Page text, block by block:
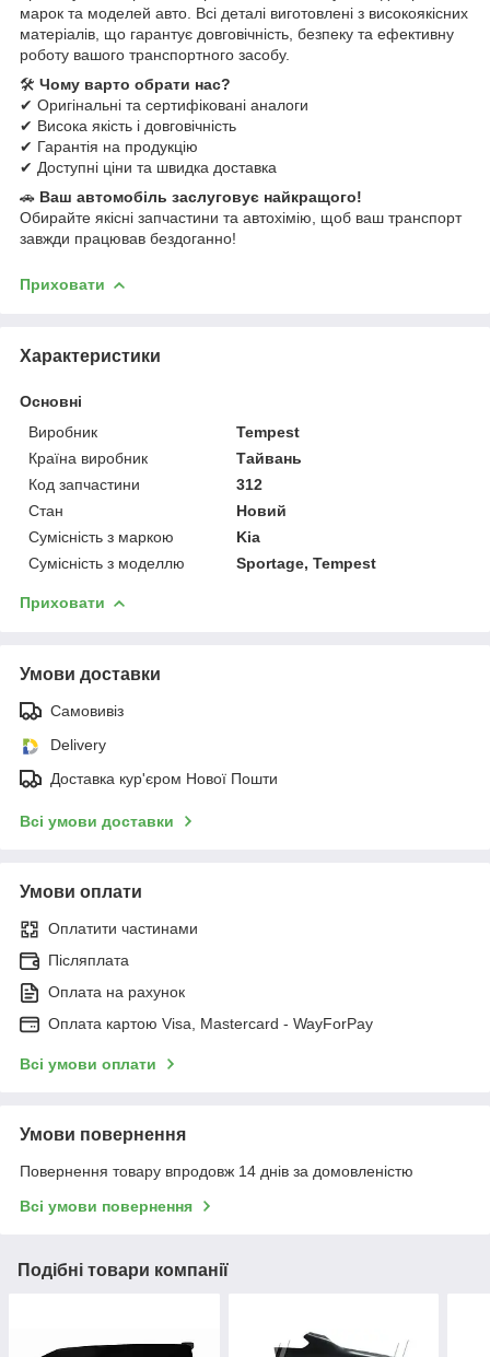
марок та моделей авто. Всі деталі виготовлені з високоякісних
матеріалів, що гарантує довговічність, безпеку та ефективну
роботу вашого транспортного засобу.
🛠 Чому варто обрати нас?
✔ Оригінальні та сертифіковані аналоги
✔ Висока якість і довговічність
✔ Гарантія на продукцію
✔ Доступні ціни та швидка доставка
🚗 Ваш автомобіль заслуговує найкращого!
Обирайте якісні запчастини та автохімію, щоб ваш транспорт
завжди працював бездоганно!
Приховати
Характеристики
Основні
Виробник
Tempest
Країна виробник
Тайвань
Код запчастини
312
Стан
Новий
Сумісність з маркою
Kia
Сумісність з моделлю
Sportage, Tempest
Приховати
Умови доставки
Самовивіз
Delivery
Доставка кур'єром Нової Пошти
Всі умови доставки
Умови оплати
Оплатити частинами
Післяплата
Оплата на рахунок
Оплата картою Visa, Mastercard - WayForPay
Всі умови оплати
Умови повернення
Повернення товару впродовж 14 днів за домовленістю
Всі умови повернення
Подібні товари компанії